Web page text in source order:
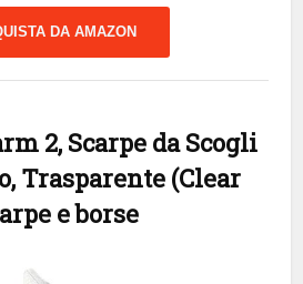
DA AMAZON
2, Scarpe da Scogli
Trasparente (Clear
e borse